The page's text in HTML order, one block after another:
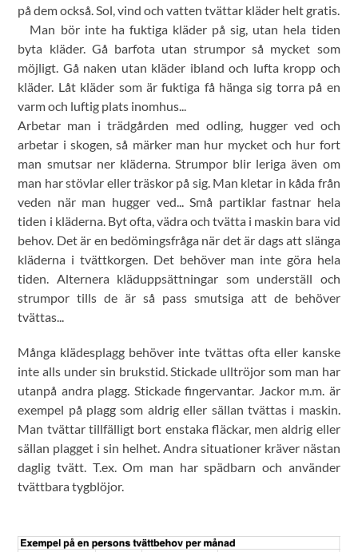
på dem också. Sol, vind och vatten tvättar kläder helt gratis.
Man bör inte ha fuktiga kläder på sig, utan hela tiden
byta kläder. Gå barfota utan strumpor så mycket som
möjligt. Gå naken utan kläder ibland och lufta kropp och
kläder. Låt kläder som är fuktiga få hänga sig torra på en
varm och luftig plats inomhus...
Arbetar man i trädgården med odling, hugger ved och
arbetar i skogen, så märker man hur mycket och hur fort
man smutsar ner kläderna. Strumpor blir leriga även om
man har stövlar eller träskor på sig. Man kletar in kåda från
veden när man hugger ved... Små partiklar fastnar hela
tiden i kläderna. Byt ofta, vädra och tvätta i maskin bara vid
behov. Det är en bedömingsfråga när det är dags att slänga
kläderna i tvättkorgen. Det behöver man inte göra hela
tiden. Alternera kläduppsättningar som underställ och
strumpor tills de är så pass smutsiga att de behöver
tvättas...
Många klädesplagg behöver inte tvättas ofta eller kanske
inte alls under sin brukstid. Stickade ulltröjor som man har
utanpå andra plagg. Stickade fingervantar. Jackor m.m. är
exempel på plagg som aldrig eller sällan tvättas i maskin.
Man tvättar tillfälligt bort enstaka fläckar, men aldrig eller
sällan plagget i sin helhet. Andra situationer kräver nästan
daglig tvätt. T.ex. Om man har spädbarn och använder
tvättbara tygblöjor.